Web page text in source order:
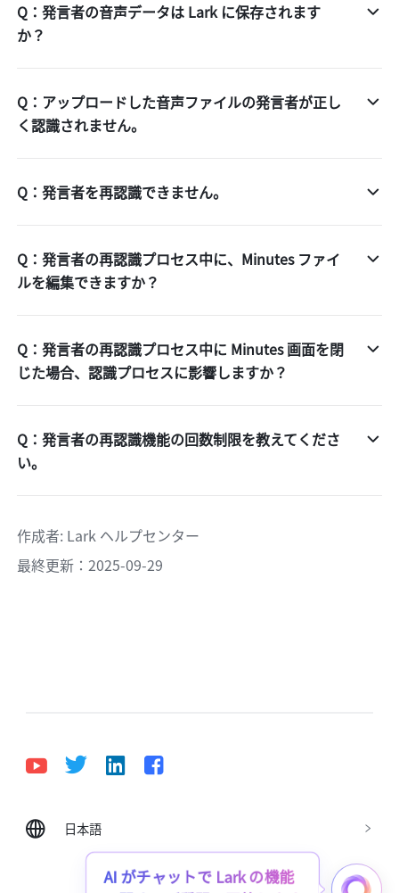
Q：発言者の音声データは Lark に保存されます
か？
Q：アップロードした音声ファイルの発言者が正し
く認識されません。
Q：発言者を再認識できません。
Q：発言者の再認識プロセス中に、Minutes ファイ
ルを編集できますか？
Q：発言者の再認識プロセス中に Minutes 画面を閉
じた場合、認識プロセスに影響しますか？
Q：発言者の再認識機能の回数制限を教えてくださ
い。
作成者: Lark ヘルプセンター
最終更新：2025-09-29
日本語
Bahasa Indonesia Deutsch English
Español
Italiano
Português (Brasil)
AI がチャットで Lark の機能